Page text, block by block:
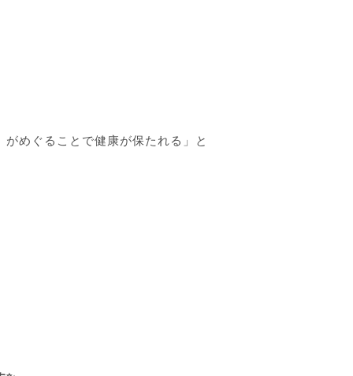
めぐることで健康が保たれる」と